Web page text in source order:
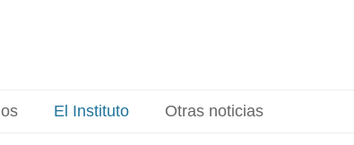
El Instituto Otras noticias